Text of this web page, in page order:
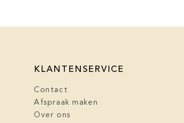
KLANTENSERVICE
Contact
Afspraak maken
Over ons